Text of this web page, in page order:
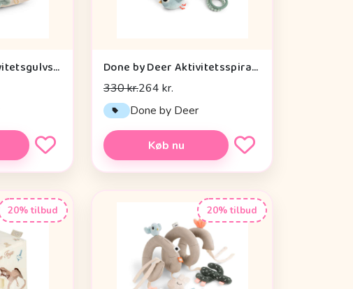
Done by Deer Aktivitetsgulvspejl - Dotti - Sand Done by Deer Aktivitetsspiral - Celebration - Blå
330 kr.264 kr.
Done by Deer
Køb nu
20% tilbud 20% tilbud